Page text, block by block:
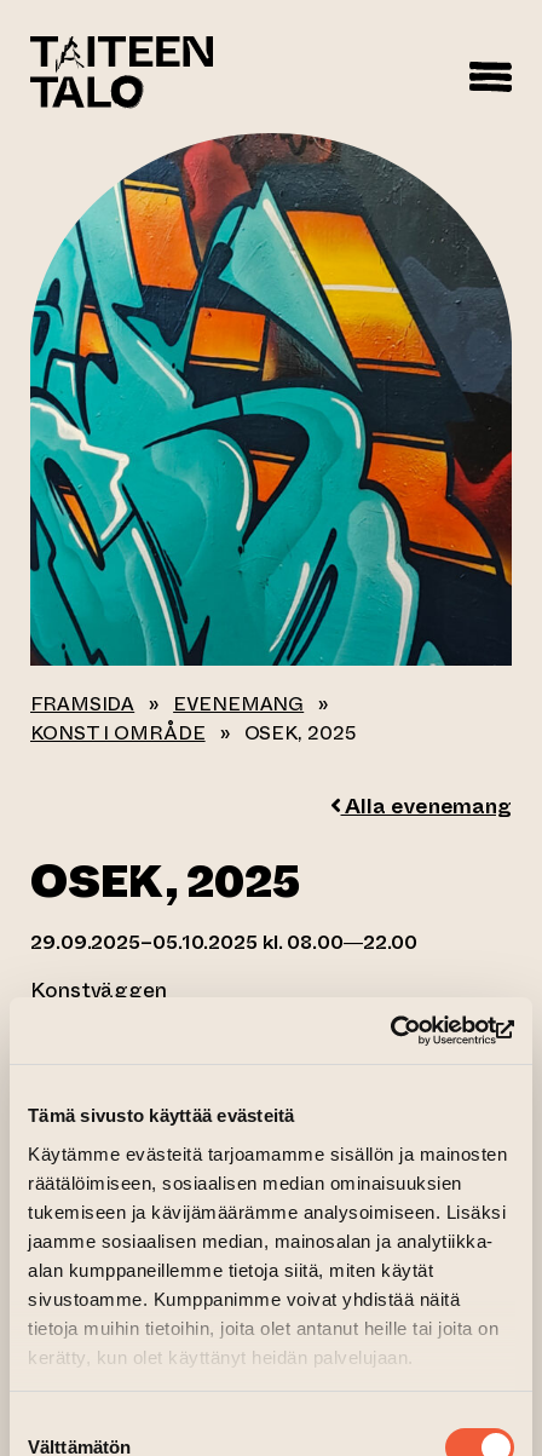
Tämä sivusto käyttää evästeitä
Käytämme evästeitä tarjoamamme sisällön ja mainosten
räätälöimiseen, sosiaalisen median ominaisuuksien
tukemiseen ja kävijämäärämme analysoimiseen. Lisäksi
jaamme sosiaalisen median, mainosalan ja analytiikka-
alan kumppaneillemme tietoja siitä, miten käytät
sivustoamme. Kumppanimme voivat yhdistää näitä
tietoja muihin tietoihin, joita olet antanut heille tai joita on
kerätty, kun olet käyttänyt heidän palvelujaan.
valinta
Välttämätön
FRAMSIDA » EVENEMANG »
KONST I OMRÅDE » OSEK, 2025
Alla evenemang
OSEK, 2025
29.09.2025–05.10.2025 kl. 08.00—22.00
Konstväggen